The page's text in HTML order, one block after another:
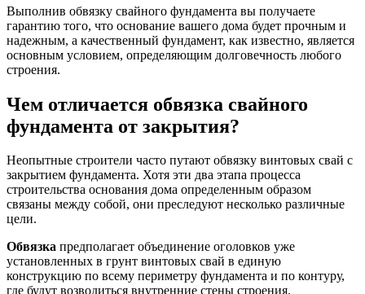
Выполнив обвязку свайного фундамента вы получаете
гарантию того, что основание вашего дома будет прочным и
надежным, а качественный фундамент, как известно, является
основным условием, определяющим долговечность любого
строения.
Чем отличается обвязка свайного
фундамента от закрытия?
Неопытные строители часто путают обвязку винтовых свай с
закрытием фундамента. Хотя эти два этапа процесса
строительства основания дома определенным образом
связаны между собой, они преследуют несколько различные
цели.
Обвязка предполагает объединение оголовков уже
установленных в грунт винтовых свай в единую
конструкцию по всему периметру фундамента и по контуру,
где будут возводиться внутренние стены строения.